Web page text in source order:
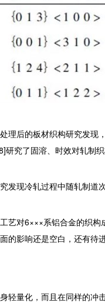
后的板材织构研究发现
研究了固溶、时效对轧制
现冷轧过程中随轧制道
对6×××系铝合金的织构
的影响还是空白，还有待
量化，而且在同样的冲